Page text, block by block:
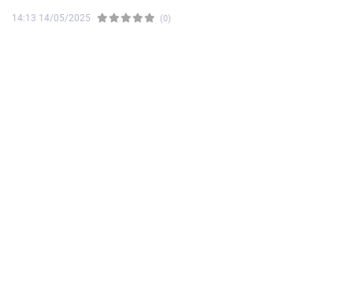
14:13 14/05/2025 (0)